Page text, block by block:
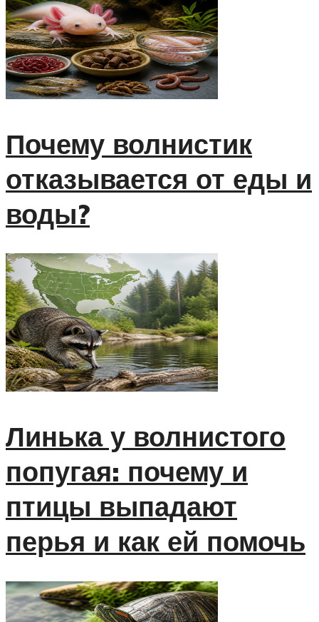
Почему волнистик
отказывается от еды и
воды?
Линька у волнистого
попугая: почему и
птицы выпадают
перья и как ей помочь